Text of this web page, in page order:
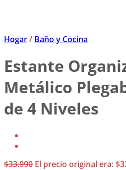
Hogar/ Baño y Cocina
Estante
Metálico
de 4 Niveles
$33.990 El precio original era: